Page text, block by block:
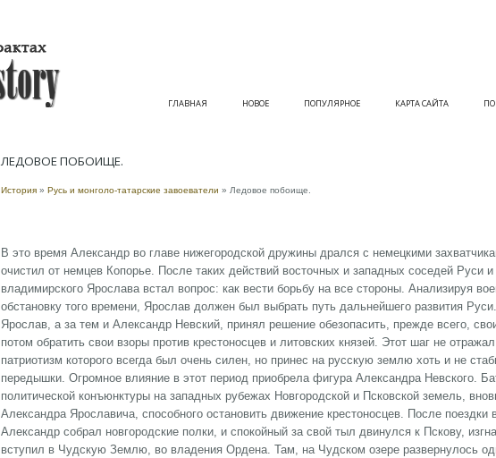
ГЛАВНАЯ НОВОЕ ПОПУЛЯРНОЕ КАРТА САЙТА
ЛЕДОВОЕ ПОБОИЩЕ.
История » Русь и монголо-татарские завоеватели » Ледовое побоище.
В это время Александр во главе нижегородской дружины дрался с немецкими
очистил от немцев Копорье. После таких действий восточных и западных соседей Руси и
владимирского Ярослава встал вопрос: как вести борьбу на все стороны. Анализируя
обстановку того времени, Ярослав должен был выбрать путь дальнейшего развития
Ярослав, а за тем и Александр Невский, принял решение обезопасить, прежде всего,
потом обратить свои взоры против крестоносцев и литовских князей. Этот шаг не
патриотизм которого всегда был очень силен, но принес на русскую землю хоть и не
передышки. Огромное влияние в этот период приобрела фигура Александра Невского.
политической конъюнктуры на западных рубежах Новгородской и Псковской земель,
Александра Ярославича, способного остановить движение крестоносцев. После поездки
Александр собрал новгородские полки, и спокойный за свой тыл двинулся к Пскову,
вступил в Чудскую Землю, во владения Ордена. Там, на Чудском озере развернулось